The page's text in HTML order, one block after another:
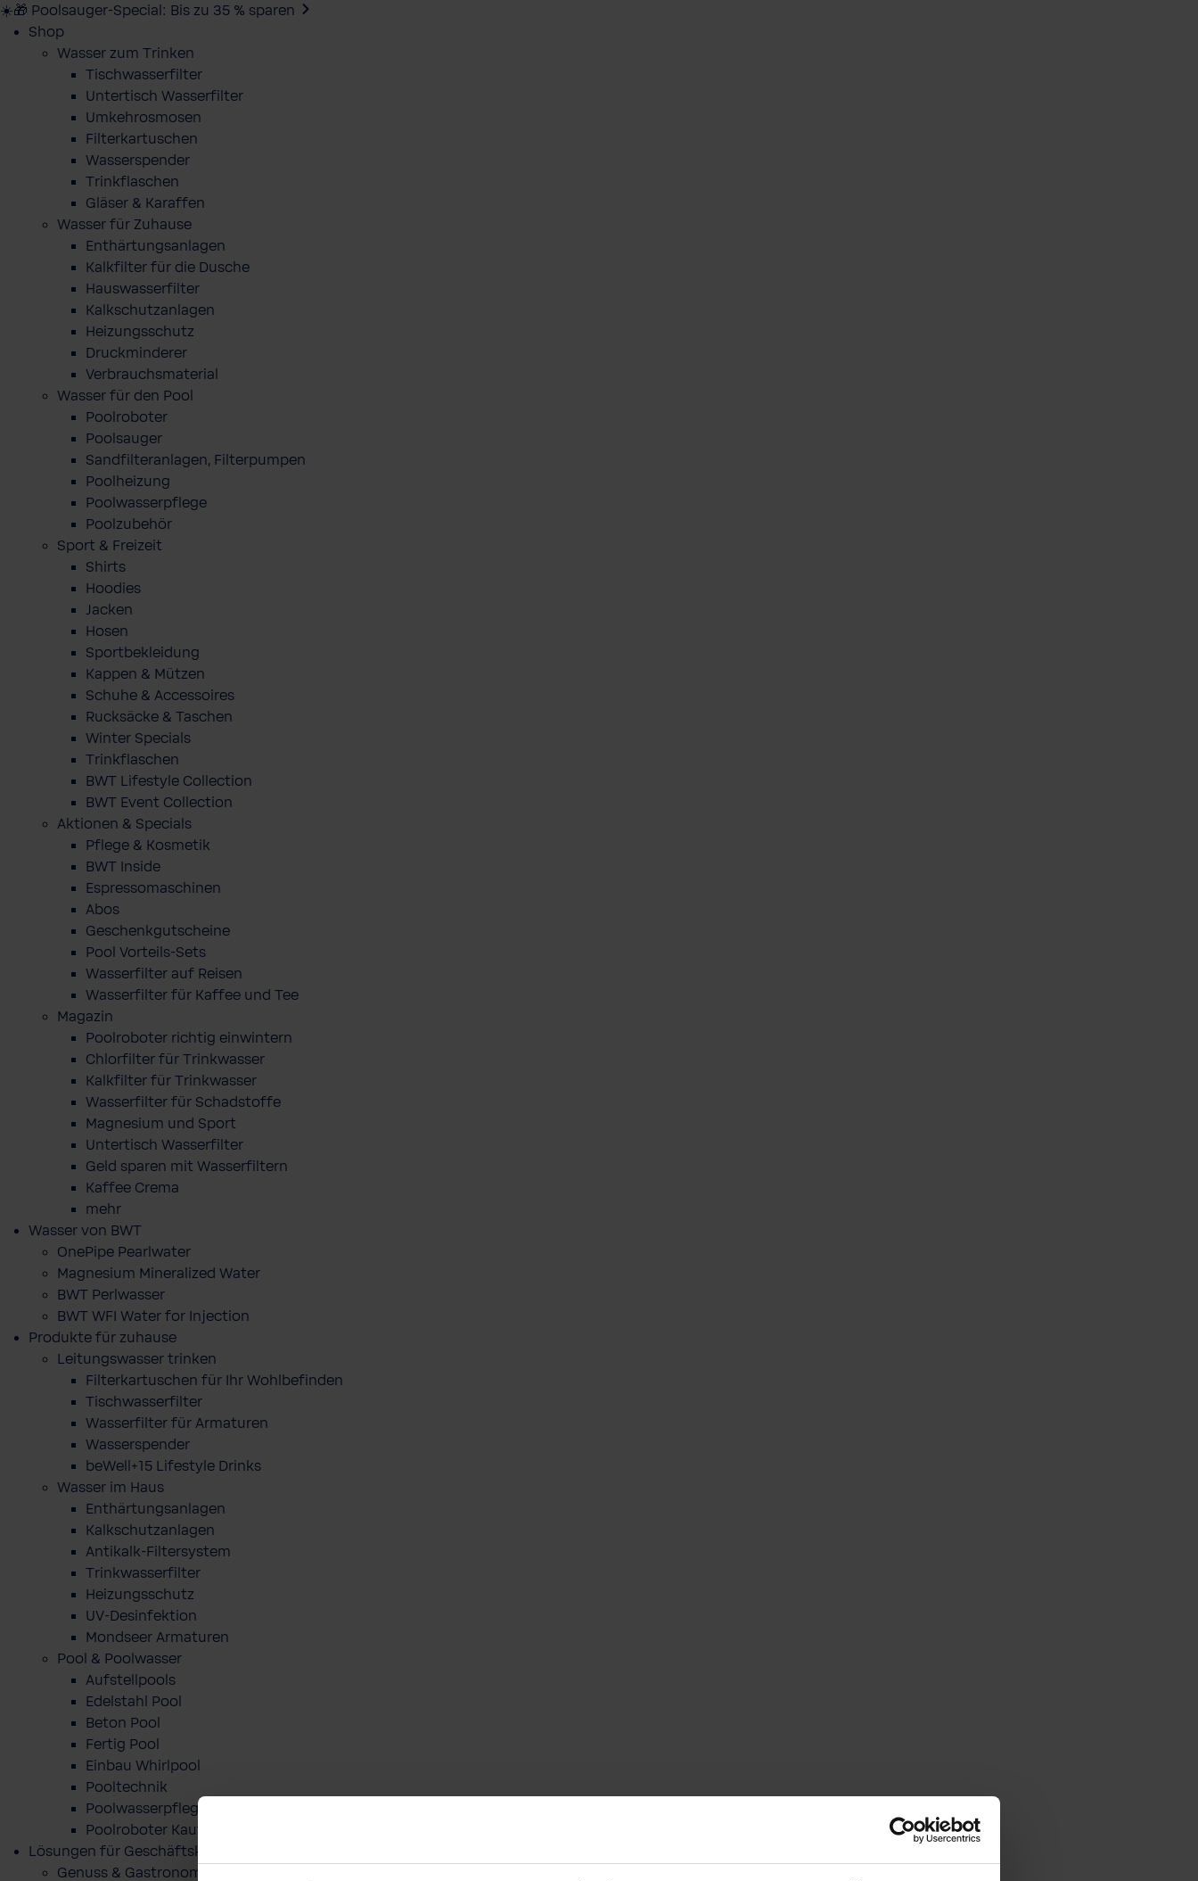
☀️🎁 Poolsauger-Special: Bis zu 35 % sparen
Shop
Wasser zum Trinken
Tischwasserfilter
Untertisch Wasserfilter
Umkehrosmosen
Filterkartuschen
Wasserspender
Trinkflaschen
Gläser & Karaffen
Wasser für Zuhause
Enthärtungsanlagen
Kalkfilter für die Dusche
Hauswasserfilter
Kalkschutzanlagen
Heizungsschutz
Druckminderer
Verbrauchsmaterial
Wasser für den Pool
Poolroboter
Poolsauger
Sandfilteranlagen, Filterpumpen
Poolheizung
Poolwasserpflege
Poolzubehör
Sport & Freizeit
Shirts
Hoodies
Jacken
Hosen
Sportbekleidung
Kappen & Mützen
Schuhe & Accessoires
Rucksäcke & Taschen
Winter Specials
Trinkflaschen
BWT Lifestyle Collection
BWT Event Collection
Aktionen & Specials
Pflege & Kosmetik
BWT Inside
Espressomaschinen
Abos
Geschenkgutscheine
Pool Vorteils-Sets
Wasserfilter auf Reisen
Wasserfilter für Kaffee und Tee
Magazin
Poolroboter richtig einwintern
Chlorfilter für Trinkwasser
Kalkfilter für Trinkwasser
Wasserfilter für Schadstoffe
Magnesium und Sport
Untertisch Wasserfilter
Geld sparen mit Wasserfiltern
Kaffee Crema
mehr
Wasser von BWT
OnePipe Pearlwater
Magnesium Mineralized Water
BWT Perlwasser
BWT WFI Water for Injection
Produkte für zuhause
Leitungswasser trinken
Filterkartuschen für Ihr Wohlbefinden
Tischwasserfilter
Wasserfilter für Armaturen
Wasserspender
beWell+15 Lifestyle Drinks
Wasser im Haus
Enthärtungsanlagen
Kalkschutzanlagen
Antikalk-Filtersystem
Trinkwasserfilter
Heizungsschutz
UV-Desinfektion
Mondseer Armaturen
Pool & Poolwasser
Aufstellpools
Edelstahl Pool
Beton Pool
Fertig Pool
Einbau Whirlpool
Pooltechnik
Poolwasserpflege
Poolroboter Kaufberatung und Tipps
Lösungen für Geschäftskunden
Genuss & Gastronomie